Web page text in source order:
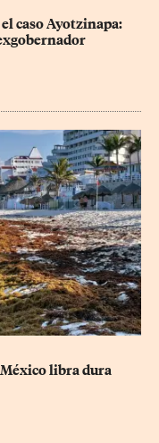
caso Ayotzinapa:
libra dura